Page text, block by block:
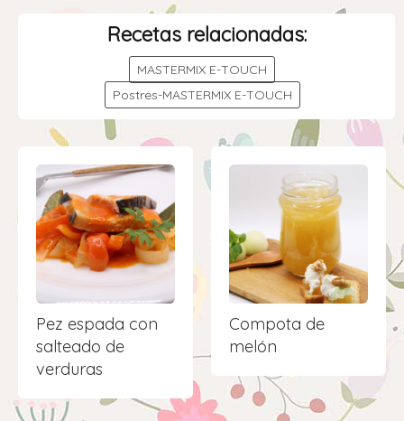
Recetas relacionadas:
MASTERMIX E-TOUCH
Postres-MASTERMIX E-TOUCH
Pez espada con
salteado de
verduras
Compota de
melón